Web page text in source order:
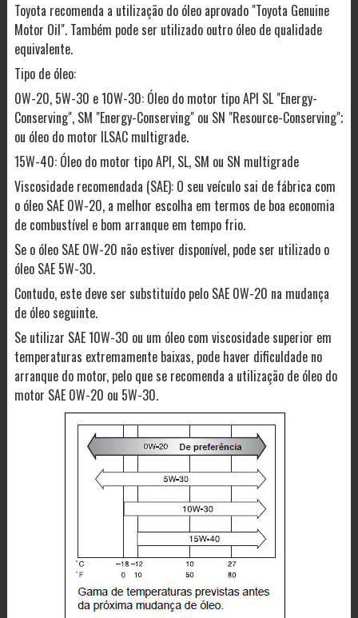
Toyota recomenda a utilização do óleo aprovado "Toyota Genuine
Motor Oil". Também pode ser utilizado outro óleo de qualidade
equivalente.
Tipo de óleo:
0W-20, 5W-30 e 10W-30: Óleo do motor tipo API SL "Energy-
Conserving", SM "Energy-Conserving" ou SN "Resource-Conserving";
ou óleo do motor ILSAC multigrade.
15W-40: Óleo do motor tipo API, SL, SM ou SN multigrade
Viscosidade recomendada (SAE): O seu veículo sai de fábrica com
o óleo SAE 0W-20, a melhor escolha em termos de boa economia
de combustível e bom arranque em tempo frio.
Se o óleo SAE 0W-20 não estiver disponível, pode ser utilizado o
óleo SAE 5W-30.
Contudo, este deve ser substituído pelo SAE 0W-20 na mudança
de óleo seguinte.
Se utilizar SAE 10W-30 ou um óleo com viscosidade superior em
temperaturas extremamente baixas, pode haver dificuldade no
arranque do motor, pelo que se recomenda a utilização de óleo do
motor SAE 0W-20 ou 5W-30.